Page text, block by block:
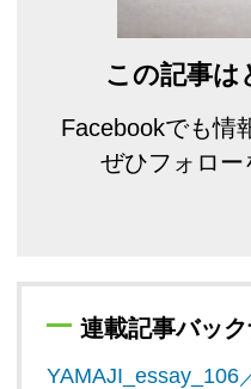
この記事は
Facebookでも情
ぜひフォロー
連載記事バッ
YAMAJI_essay_106